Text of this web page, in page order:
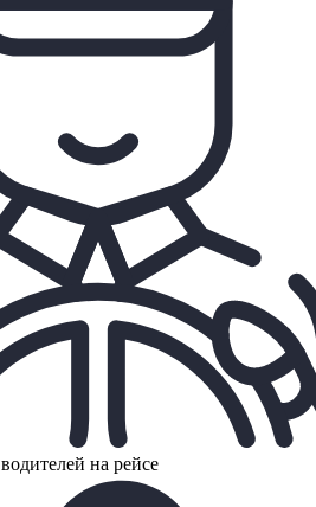
на рейсе